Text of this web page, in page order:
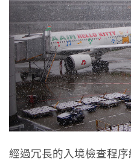
經過冗長的入境檢查程